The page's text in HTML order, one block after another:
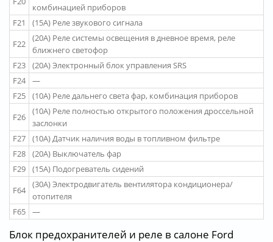
комбинацией приборов
F21
(15A) Реле звукового сигнала
F22
(20A) Реле системы освещения в дневное время, реле
ближнего светофор
F23
(20A) Электронный блок управления SRS
F24
—
F25
(10A) Реле дальнего света фар, комбинация приборов
F26
(10A) Реле полностью открытого положения дроссельной
заслонки
F27
(10A) Датчик наличия воды в топливном фильтре
F28
(20A) Выключатель фар
F29
(15A) Подогреватель сидений
F64
(30A) Электродвигатель вентилятора кондиционера/
отопителя
F65
—
Блок предохранителей и реле в салоне Ford